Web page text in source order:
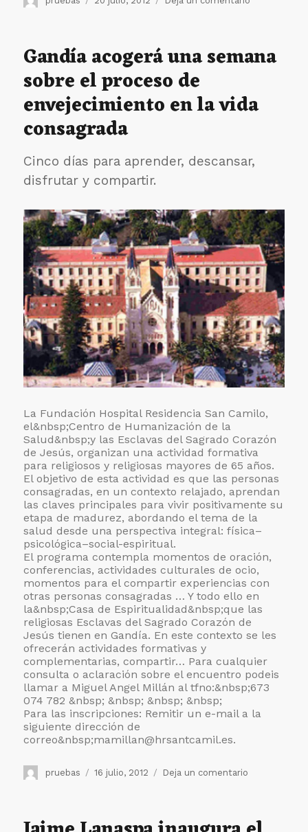
Sarlinga
San
Gandía acogerá una semana
sobre el proceso de
envejecimiento en la vida
consagrada
Cinco días para aprender, descansar,
disfrutar y compartir.
La Fundación Hospital Residencia San Camilo,
el&nbsp;Centro de Humanización de la
Salud&nbsp;y las Esclavas del Sagrado Corazón
de Jesús, organizan una actividad formativa
para religiosos y religiosas mayores de 65 años.
El objetivo de esta actividad es que las personas
consagradas, en un contexto relajado, aprendan
las claves principales para vivir positivamente su
etapa de madurez, abordando el tema de la
salud desde una perspectiva integral: física–
psicológica–social-espiritual.
El programa contempla momentos de oración,
conferencias, actividades culturales de ocio,
momentos para el compartir experiencias con
otras personas consagradas … Y todo ello en
la&nbsp;Casa de Espiritualidad&nbsp;que las
religiosas Esclavas del Sagrado Corazón de
Jesús tienen en Gandía. En este contexto se les
ofrecerán actividades formativas y
complementarias, compartir… Para cualquier
consulta o aclaración sobre el encuentro podeis
llamar a Miguel Angel Millán al tfno:&nbsp;673
074 782 &nbsp; &nbsp; &nbsp; &nbsp;
Para las inscripciones: Remitir un e-mail a la
siguiente dirección de
correo&nbsp;mamillan@hrsantcamil.es.
Autor
pruebas
Publicado
16 julio, 2012 Deja un comentario
semana